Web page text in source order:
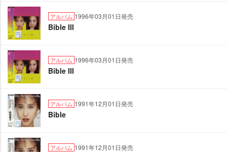
アルバム 1996年03月01日発売
Bible III
アルバム 1996年03月01日発売
Bible III
アルバム 1991年12月01日発売
Bible
アルバム 1991年12月01日発売